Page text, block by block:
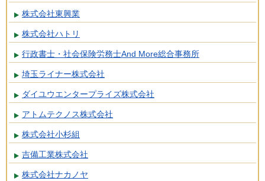
株式会社東興業
株式会社ハトリ
行政書士・社会保険労務士And More総合事務所
埼玉ライナー株式会社
ダイユウエンタープライズ株式会社
アトムテクノス株式会社
株式会社小杉組
吉備工業株式会社
株式会社ナカノヤ